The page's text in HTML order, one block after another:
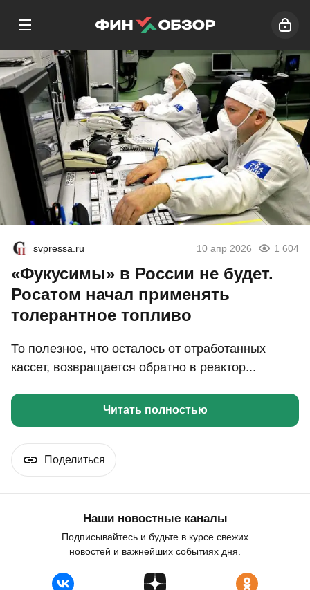
svpressa.ru 10 апр 2026 1 604
«Фукусимы» в России не будет.
Росатом начал применять
толерантное топливо
То полезное, что осталось от отработанных
кассет, возвращается обратно в реактор...
Читать полностью
Поделиться
Наши новостные каналы
Подписывайтесь и будьте в курсе свежих
новостей и важнейших событиях дня.